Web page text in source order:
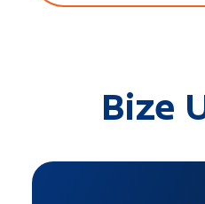
Bize